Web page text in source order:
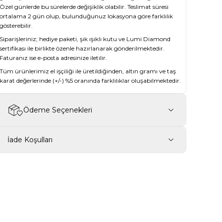
Özel günlerde bu sürelerde değişiklik olabilir. Teslimat süresi
ortalama 2 gün olup, bulunduğunuz lokasyona göre farklılık
gösterebilir.
Siparişleriniz; hediye paketi, şık ışıklı kutu ve Lumi Diamond
sertifikası ile birlikte özenle hazırlanarak gönderilmektedir.
Faturanız ise e-posta adresinize iletilir.
Tüm ürünlerimiz el işçiliği ile üretildiğinden, altın gramı ve taş
karat değerlerinde (+/-) %5 oranında farklılıklar oluşabilmektedir.
Ödeme Seçenekleri
İade Koşulları